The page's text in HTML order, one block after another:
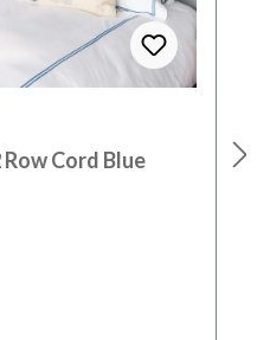
von 5 von 5 Sternen
Cord Blue